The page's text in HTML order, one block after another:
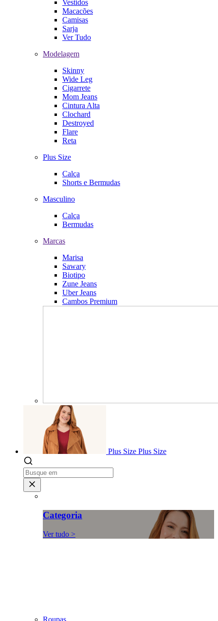
Vestidos
Macacões
Camisas
Sarja
Ver Tudo
Modelagem
Skinny
Wide Leg
Cigarrete
Mom Jeans
Cintura Alta
Clochard
Destroyed
Flare
Reta
Plus Size
Calça
Shorts e Bermudas
Masculino
Calça
Bermudas
Marcas
Marisa
Sawary
Biotipo
Zune Jeans
Uber Jeans
Cambos Premium
Plus Size Plus Size
Categoria
Ver tudo >
Roupas